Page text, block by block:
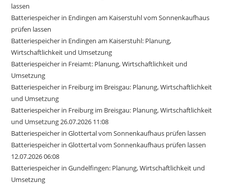
lassen
Batteriespeicher in Endingen am Kaiserstuhl vom Sonnenkaufhaus
prüfen lassen
Batteriespeicher in Endingen am Kaiserstuhl: Planung,
Wirtschaftlichkeit und Umsetzung
Batteriespeicher in Freiamt: Planung, Wirtschaftlichkeit und
Umsetzung
Batteriespeicher in Freiburg im Breisgau: Planung, Wirtschaftlichkeit
und Umsetzung
Batteriespeicher in Freiburg im Breisgau: Planung, Wirtschaftlichkeit
und Umsetzung 26.07.2026 11:08
Batteriespeicher in Glottertal vom Sonnenkaufhaus prüfen lassen
Batteriespeicher in Glottertal vom Sonnenkaufhaus prüfen lassen
12.07.2026 06:08
Batteriespeicher in Gundelfingen: Planung, Wirtschaftlichkeit und
Umsetzung